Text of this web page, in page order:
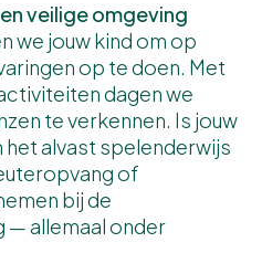
veilige omgeving
we jouw kind om op
op te doen. Met
dagen we
te verkennen. Is jouw
het alvast spelenderwijs
of
bij de
— allemaal onder